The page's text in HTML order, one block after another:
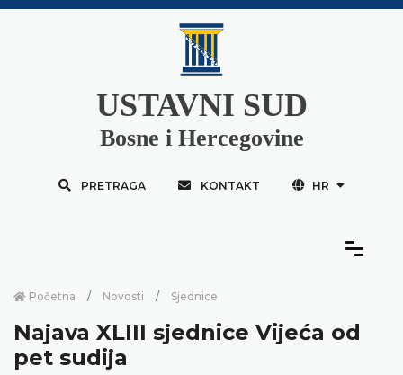
USTAVNI SUD
Bosne i Hercegovine
PRETRAGA KONTAKT HR
Početna Novosti Sjednice
Najava XLIII sjednice Vijeća od
pet sudija